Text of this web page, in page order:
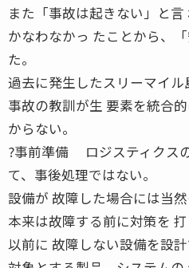
また「事故は起きない」と
かなわなかっ たことから、
た。
過去に発生したスリーマイ
事故の教訓が生 要素を統合
からない。
?事前準備 ロジスティクス
て、事後処理ではない。
設備が 故障した場合には当然
本来は故障する前に対策を
以前に 故障しない設備を設計